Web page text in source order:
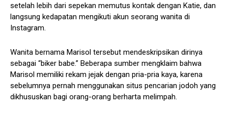
setelah lebih dari sepekan memutus kontak dengan Katie, dan
langsung kedapatan mengikuti akun seorang wanita di
Instagram.
Wanita bernama Marisol tersebut mendeskripsikan dirinya
sebagai “biker babe.” Beberapa sumber mengklaim bahwa
Marisol memiliki rekam jejak dengan pria-pria kaya, karena
sebelumnya pernah menggunakan situs pencarian jodoh yang
dikhususkan bagi orang-orang berharta melimpah.